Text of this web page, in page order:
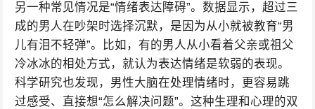
另一种常见情况是“情绪表达障碍”。数据显示，超过三
成的男人在吵架时选择沉默，是因为从小就被教育“男
儿有泪不轻弹”。比如，有的男人从小看着父亲或祖父
冷冰冰的相处方式，就认为表达情绪是软弱的表现。
科学研究也发现，男性大脑在处理情绪时，更容易跳
过感受、直接想“怎么解决问题”。这种生理和心理的双